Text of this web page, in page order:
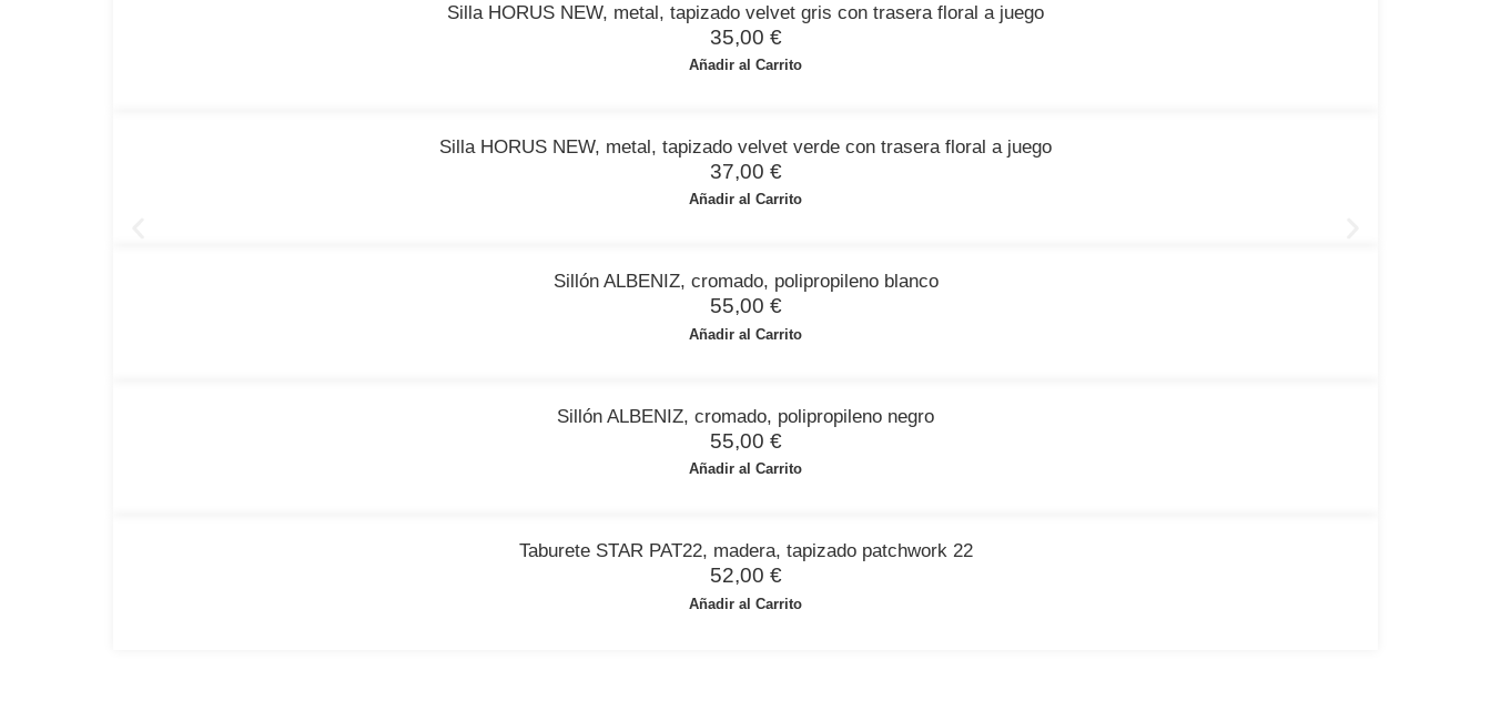
Silla HORUS NEW, metal, tapizado velvet gris con trasera floral a juego
35,00 €
Añadir al Carrito
Silla HORUS NEW, metal, tapizado velvet verde con trasera floral a juego
37,00 €
Añadir al Carrito
Sillón ALBENIZ, cromado, polipropileno blanco
55,00 €
Añadir al Carrito
Sillón ALBENIZ, cromado, polipropileno negro
55,00 €
Añadir al Carrito
Taburete STAR PAT22, madera, tapizado patchwork 22
52,00 €
Añadir al Carrito